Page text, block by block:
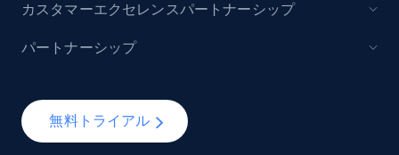
無料トライアル
カスタマーエクセレンスパートナーシップ
パートナーシップ